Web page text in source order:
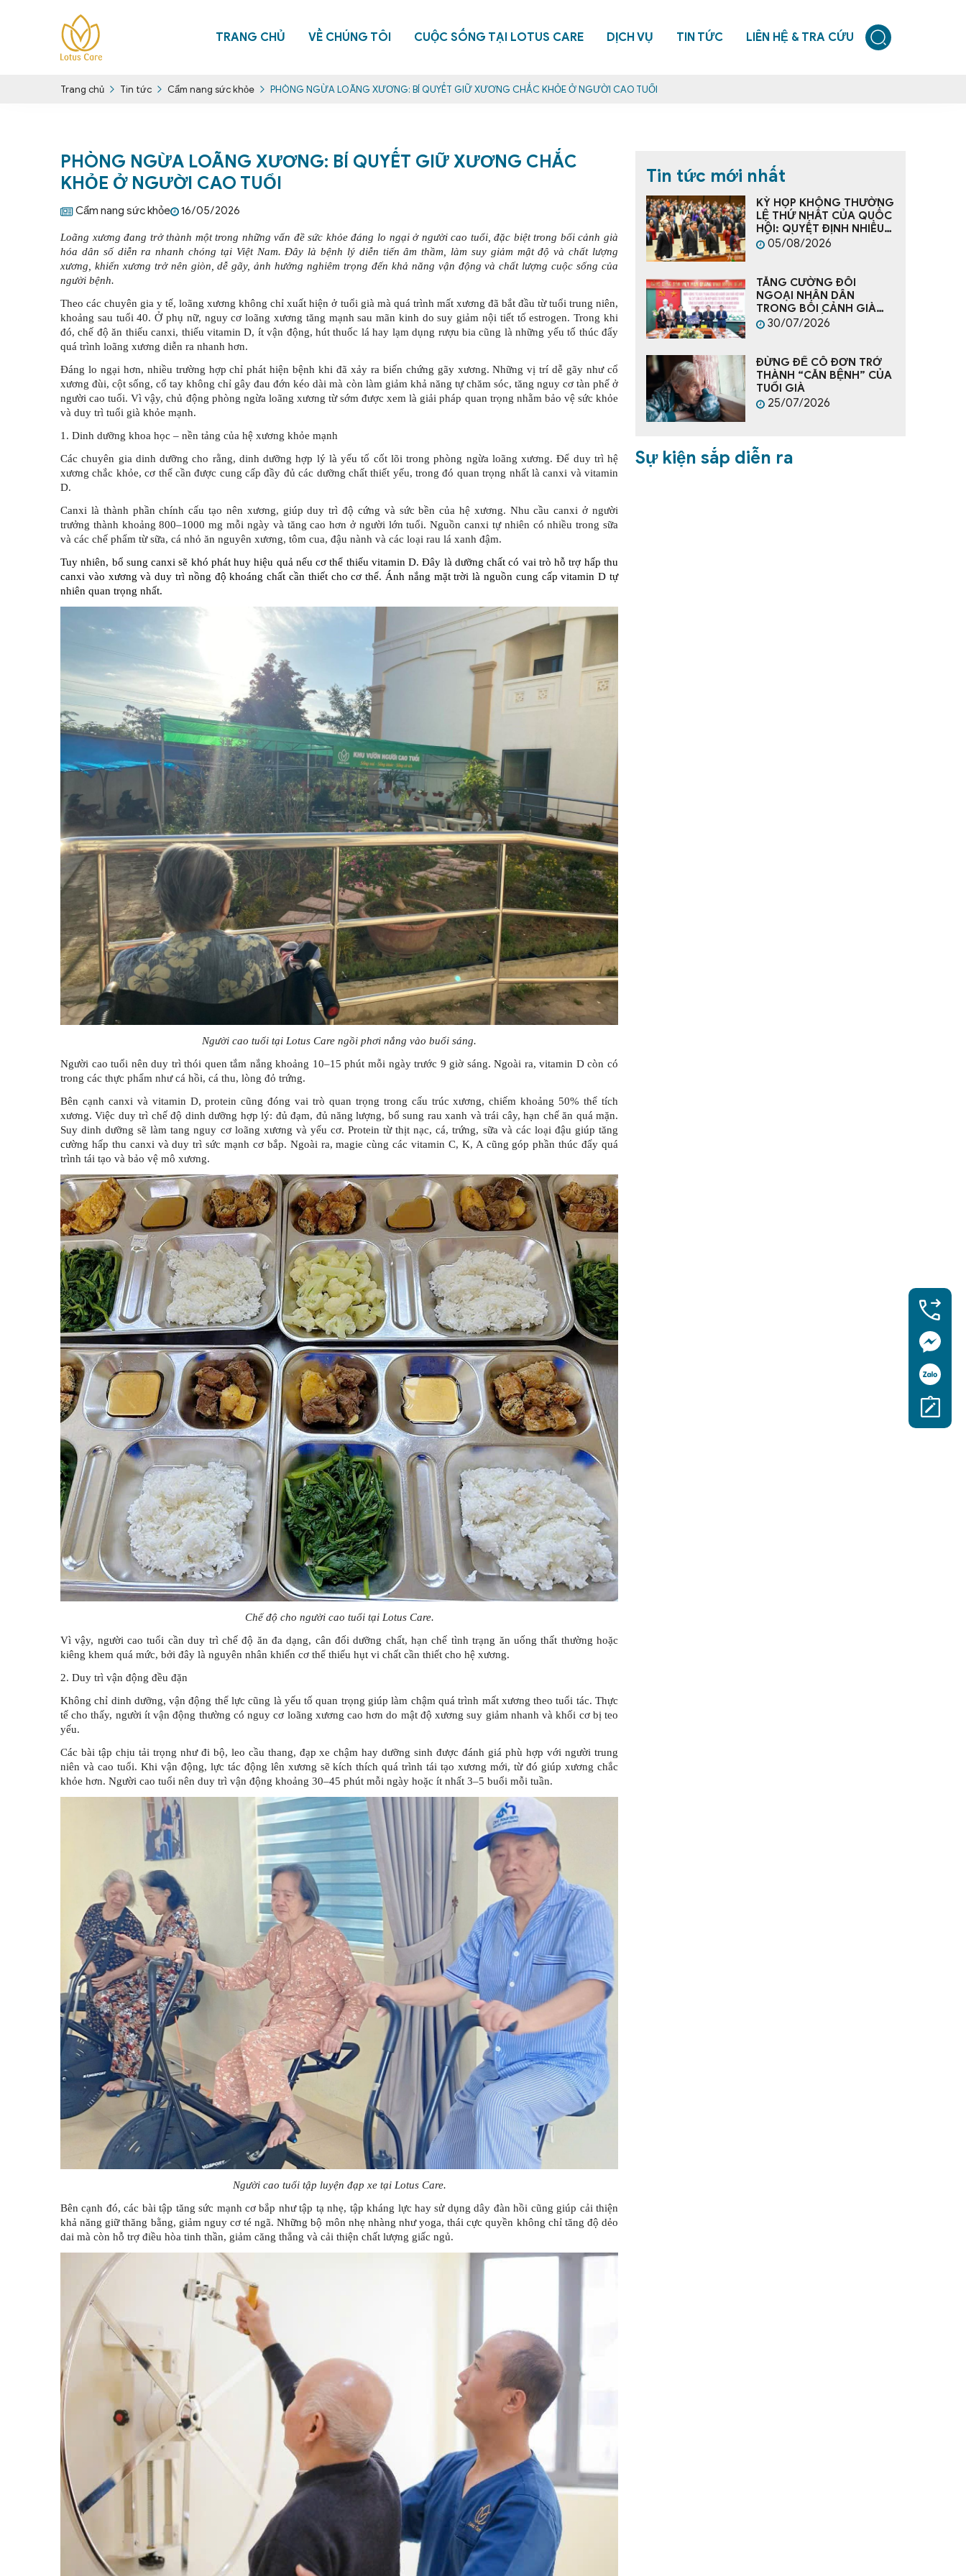
TRANG CHỦ VỀ CHÚNG TÔI CUỘC SỐNG TẠI LOTUS CARE DỊCH VỤ TIN TỨC LIÊN HỆ & TRA CỨU
Trang chủ Tin tức Cẩm nang sức khỏe PHÒNG NGỪA LOÃNG XƯƠNG: BÍ QUYẾT GIỮ XƯƠNG CHẮC KHỎE Ở NGƯỜI CAO TUỔI
PHÒNG NGỪA LOÃNG XƯƠNG: BÍ QUYẾT GIỮ XƯƠNG CHẮC
KHỎE Ở NGƯỜI CAO TUỔI
Cẩm nang sức khỏe 16/05/2026
Loãng xương đang trở thành một trong những vấn đề sức khỏe đáng lo ngại ở người cao tuổi, đặc biệt trong bối cảnh già
hóa dân số diễn ra nhanh chóng tại Việt Nam. Đây là bệnh lý diễn tiến âm thầm, làm suy giảm mật độ và chất lượng
xương, khiến xương trở nên giòn, dễ gãy, ảnh hưởng nghiêm trọng đến khả năng vận động và chất lượng cuộc sống của
người bệnh.
Theo các chuyên gia y tế, loãng xương không chỉ xuất hiện ở tuổi già mà quá trình mất xương đã bắt đầu từ tuổi trung niên,
khoảng sau tuổi 40. Ở phụ nữ, nguy cơ loãng xương tăng mạnh sau mãn kinh do suy giảm nội tiết tố estrogen. Trong khi
đó, chế độ ăn thiếu canxi, thiếu vitamin D, ít vận động, hút thuốc lá hay lạm dụng rượu bia cũng là những yếu tố thúc đẩy
quá trình loãng xương diễn ra nhanh hơn.
Đáng lo ngại hơn, nhiều trường hợp chỉ phát hiện bệnh khi đã xảy ra biến chứng gãy xương. Những vị trí dễ gãy như cổ
xương đùi, cột sống, cổ tay không chỉ gây đau đớn kéo dài mà còn làm giảm khả năng tự chăm sóc, tăng nguy cơ tàn phế ở
người cao tuổi. Vì vậy, chủ động phòng ngừa loãng xương từ sớm được xem là giải pháp quan trọng nhằm bảo vệ sức khỏe
và duy trì tuổi già khỏe mạnh.
1. Dinh dưỡng khoa học – nền tảng của hệ xương khỏe mạnh
Các chuyên gia dinh dưỡng cho rằng, dinh dưỡng hợp lý là yếu tố cốt lõi trong phòng ngừa loãng xương. Để duy trì hệ
xương chắc khỏe, cơ thể cần được cung cấp đầy đủ các dưỡng chất thiết yếu, trong đó quan trọng nhất là canxi và vitamin
D.
Canxi là thành phần chính cấu tạo nên xương, giúp duy trì độ cứng và sức bền của hệ xương. Nhu cầu canxi ở người
trưởng thành khoảng 800–1000 mg mỗi ngày và tăng cao hơn ở người lớn tuổi. Nguồn canxi tự nhiên có nhiều trong sữa
và các chế phẩm từ sữa, cá nhỏ ăn nguyên xương, tôm cua, đậu nành và các loại rau lá xanh đậm.
Tuy nhiên, bổ sung canxi sẽ khó phát huy hiệu quả nếu cơ thể thiếu vitamin D. Đây là dưỡng chất có vai trò hỗ trợ hấp thu
canxi vào xương và duy trì nồng độ khoáng chất cần thiết cho cơ thể. Ánh nắng mặt trời là nguồn cung cấp vitamin D tự
nhiên quan trọng nhất.
Người cao tuổi tại Lotus Care ngồi phơi nắng vào buổi sáng.
Người cao tuổi nên duy trì thói quen tắm nắng khoảng 10–15 phút mỗi ngày trước 9 giờ sáng. Ngoài ra, vitamin D còn có
trong các thực phẩm như cá hồi, cá thu, lòng đỏ trứng.
Bên cạnh canxi và vitamin D, protein cũng đóng vai trò quan trọng trong cấu trúc xương, chiếm khoảng 50% thể tích
xương. Việc duy trì chế độ dinh dưỡng hợp lý: đủ đạm, đủ năng lượng, bổ sung rau xanh và trái cây, hạn chế ăn quá mặn.
Suy dinh dưỡng sẽ làm tang nguy cơ loãng xương và yếu cơ. Protein từ thịt nạc, cá, trứng, sữa và các loại đậu giúp tăng
cường hấp thu canxi và duy trì sức mạnh cơ bắp. Ngoài ra, magie cùng các vitamin C, K, A cũng góp phần thúc đẩy quá
trình tái tạo và bảo vệ mô xương.
Chế độ cho người cao tuổi tại Lotus Care.
Vì vậy, người cao tuổi cần duy trì chế độ ăn đa dạng, cân đối dưỡng chất, hạn chế tình trạng ăn uống thất thường hoặc
kiêng khem quá mức, bởi đây là nguyên nhân khiến cơ thể thiếu hụt vi chất cần thiết cho hệ xương.
2. Duy trì vận động đều đặn
Không chỉ dinh dưỡng, vận động thể lực cũng là yếu tố quan trọng giúp làm chậm quá trình mất xương theo tuổi tác. Thực
tế cho thấy, người ít vận động thường có nguy cơ loãng xương cao hơn do mật độ xương suy giảm nhanh và khối cơ bị teo
yếu.
Các bài tập chịu tải trọng như đi bộ, leo cầu thang, đạp xe chậm hay dưỡng sinh được đánh giá phù hợp với người trung
niên và cao tuổi. Khi vận động, lực tác động lên xương sẽ kích thích quá trình tái tạo xương mới, từ đó giúp xương chắc
khỏe hơn. Người cao tuổi nên duy trì vận động khoảng 30–45 phút mỗi ngày hoặc ít nhất 3–5 buổi mỗi tuần.
Người cao tuổi tập luyện đạp xe tại Lotus Care.
Bên cạnh đó, các bài tập tăng sức mạnh cơ bắp như tập tạ nhẹ, tập kháng lực hay sử dụng dây đàn hồi cũng giúp cải thiện
khả năng giữ thăng bằng, giảm nguy cơ té ngã. Những bộ môn nhẹ nhàng như yoga, thái cực quyền không chỉ tăng độ dẻo
dai mà còn hỗ trợ điều hòa tinh thần, giảm căng thẳng và cải thiện chất lượng giấc ngủ.
Tin tức mới nhất
KỲ HỌP KHÔNG THƯỜNG
LỆ THỨ NHẤT CỦA QUỐC
HỘI: QUYẾT ĐỊNH NHIỀU
VẤN ĐỀ CẤP BÁCH, TẠO
05/08/2026
TĂNG CƯỜNG ĐỐI
NGOẠI NHÂN DÂN
TRONG BỐI CẢNH GIÀ
HÓA DÂN SỐ
30/07/2026
ĐỪNG ĐỂ CÔ ĐƠN TRỞ
THÀNH “CĂN BỆNH” CỦA
TUỔI GIÀ
25/07/2026
Sự kiện sắp diễn ra